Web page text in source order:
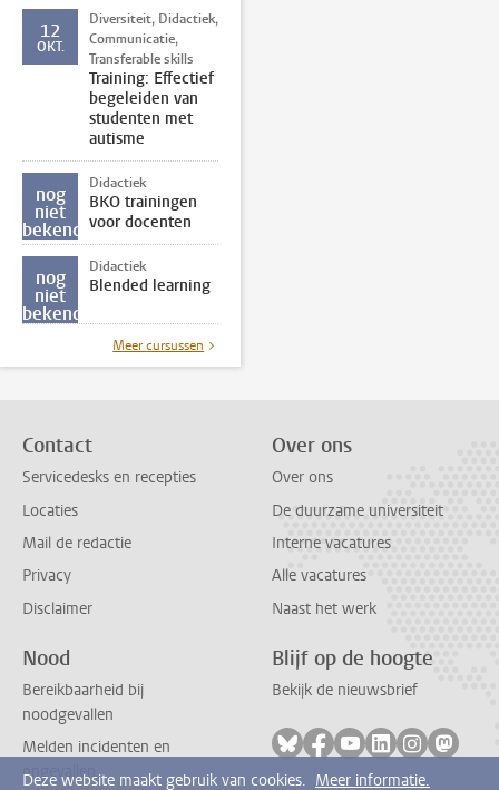
12
OKT.
Diversiteit, Didactiek,
Communicatie,
Transferable skills
Training: Effectief
begeleiden van
studenten met
autisme
nog
niet
bekend
Didactiek
BKO trainingen
voor docenten
nog
niet
bekend
Didactiek
Blended learning
Meer cursussen
Contact
Servicedesks en recepties
Locaties
Mail de redactie
Privacy
Disclaimer
Over ons
Over ons
De duurzame universiteit
Interne vacatures
Alle vacatures
Naast het werk
Nood
Bereikbaarheid bij
noodgevallen
Melden incidenten en
ongevallen
Blijf op de hoogte
Bekijk de nieuwsbrief
Volg ons op bluesky
Volg ons op facebook
Volg ons op
Volg ons op
Volg ons
Volg
Deze website maakt gebruik van cookies. Meer informatie.